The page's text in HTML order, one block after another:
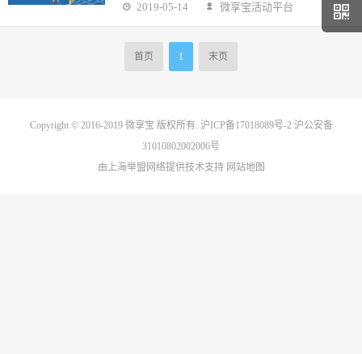
2019-05-14 微享宝活动平台
首页 1 末页
Copyright © 2016-2019 微享宝 版权所有. 沪ICP备17018089号-2沪公安备
31010802002006号
由上海举盟网络提供技术支持 网站地图